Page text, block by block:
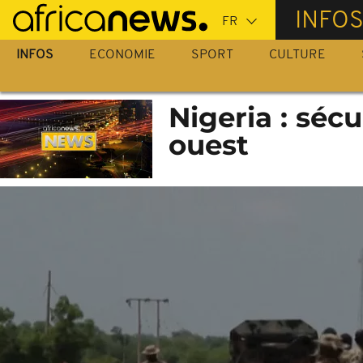
Passer
au
contenu
INFOS
INFOS ECONOMIE SPORT CULTURE
Nigeria :
ouest